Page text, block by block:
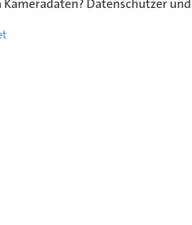
Datenschützer